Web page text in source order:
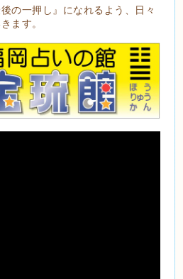
の一押し』になれるよう、日々
ます。